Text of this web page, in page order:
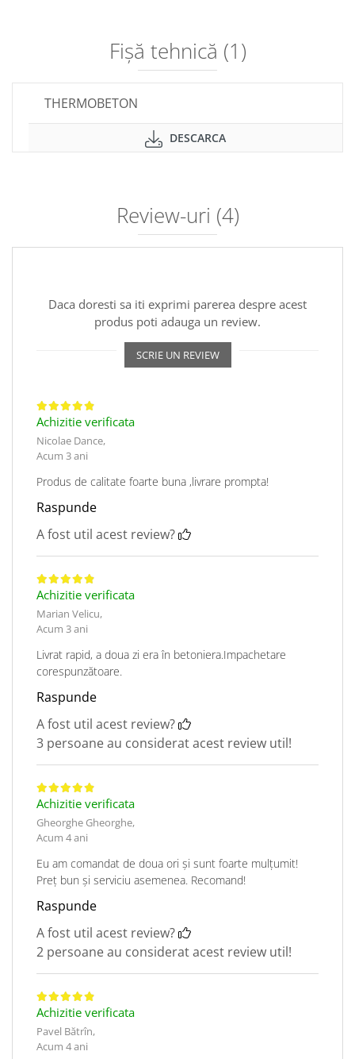
Fișă tehnică (1)
THERMOBETON
DESCARCA
Review-uri (4)
Daca doresti sa iti exprimi parerea despre acest
produs poti adauga un review.
SCRIE UN REVIEW
Achizitie verificata
Nicolae Dance,
Acum 3 ani
Produs de calitate foarte buna ,livrare prompta!
Raspunde
A fost util acest review?
Achizitie verificata
Marian Velicu,
Acum 3 ani
Livrat rapid, a doua zi era în betoniera.Impachetare
corespunzătoare.
Raspunde
A fost util acest review?
3 persoane au considerat acest review util!
Achizitie verificata
Gheorghe Gheorghe,
Acum 4 ani
Eu am comandat de doua ori și sunt foarte mulțumit!
Preț bun și serviciu asemenea. Recomand!
Raspunde
A fost util acest review?
2 persoane au considerat acest review util!
Achizitie verificata
Pavel Bătrîn,
Acum 4 ani